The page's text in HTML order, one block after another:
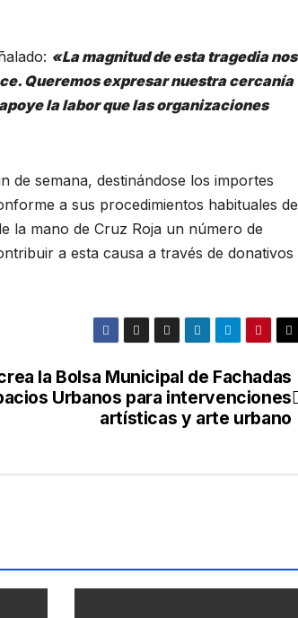
«La magnitud de esta tragedia nos
Queremos expresar nuestra cercanía
la labor que las organizaciones
de semana, destinándose los importes
a sus procedimientos habituales de
la mano de Cruz Roja un número de
a esta causa a través de donativos
la Bolsa Municipal de Fachadas
Urbanos para intervenciones
artísticas y arte urbano